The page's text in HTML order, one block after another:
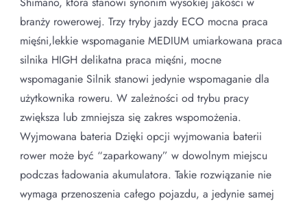
branży rowerowej. Trzy tryby jazdy ECO mocna praca
mięśni,lekkie wspomaganie MEDIUM umiarkowana praca
silnika HIGH delikatna praca mięśni, mocne
wspomaganie Silnik stanowi jedynie wspomaganie dla
użytkownika roweru. W zależności od trybu pracy
zwiększa lub zmniejsza się zakres wspomożenia.
Wyjmowana bateria Dzięki opcji wyjmowania baterii
rower może być “zaparkowany” w dowolnym miejscu
podczas ładowania akumulatora. Takie rozwiązanie nie
wymaga przenoszenia całego pojazdu, a jedynie samej